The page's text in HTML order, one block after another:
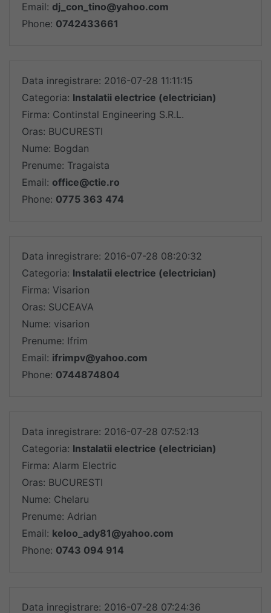
Email: dj_con_tino@yahoo.com
Phone: 0742433661
Data inregistrare: 2016-07-28 11:11:15
Categoria: Instalatii electrice (electrician)
Firma: Continstal Engineering S.R.L.
Oras: BUCURESTI
Nume: Bogdan
Prenume: Tragaista
Email: office@ctie.ro
Phone: 0775 363 474
Data inregistrare: 2016-07-28 08:20:32
Categoria: Instalatii electrice (electrician)
Firma: Visarion
Oras: SUCEAVA
Nume: visarion
Prenume: Ifrim
Email: ifrimpv@yahoo.com
Phone: 0744874804
Data inregistrare: 2016-07-28 07:52:13
Categoria: Instalatii electrice (electrician)
Firma: Alarm Electric
Oras: BUCURESTI
Nume: Chelaru
Prenume: Adrian
Email: keloo_ady81@yahoo.com
Phone: 0743 094 914
Data inregistrare: 2016-07-28 07:24:36